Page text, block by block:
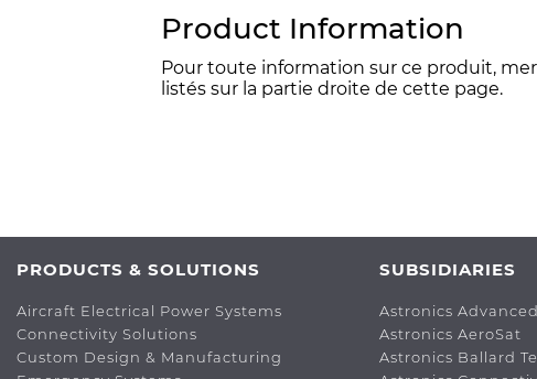
Product Information
Pour toute information sur ce produit,
listés sur la partie droite de cette page.
PRODUCTS & SOLUTIONS
Aircraft Electrical Power Systems
Connectivity Solutions
Custom Design & Manufacturing
SUBSIDIARIES
Astronics
Astronics AeroSat
Astronics Ballard